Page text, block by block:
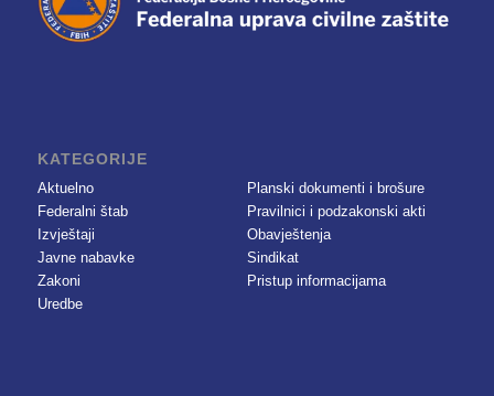
KATEGORIJE
Aktuelno
Federalni štab
Izvještaji
Javne nabavke
Zakoni
Uredbe
Planski dokumenti i brošure
Pravilnici i podzakonski akti
Obavještenja
Sindikat
Pristup informacijama